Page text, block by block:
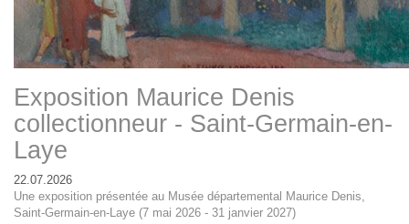
Exposition Maurice Denis
collectionneur - Saint-Germain-en-
Laye
22.07.2026
Une exposition présentée au Musée départemental Maurice Denis,
Saint-Germain-en-Laye (7 mai 2026 - 31 janvier 2027)